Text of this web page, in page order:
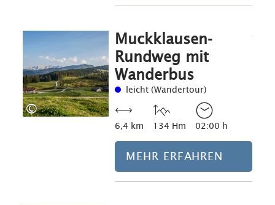
©
Muckklausen-
Rundweg mit
Wanderbus
leicht (Wandertour)
6,4 km 134 Hm 02:00 h
MEHR ERFAHREN